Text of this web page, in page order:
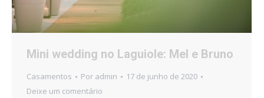
Mini wedding no Laguiole: Mel e Bruno
Casamentos Por admin
17 de junho de 2020
Deixe um comentário